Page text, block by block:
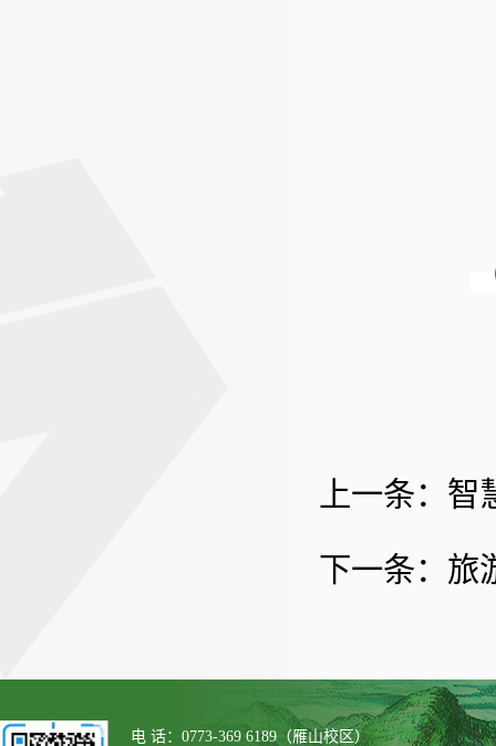
上一条： 智
下一条： 旅
电 话：0773-369 6189（雁山校区）